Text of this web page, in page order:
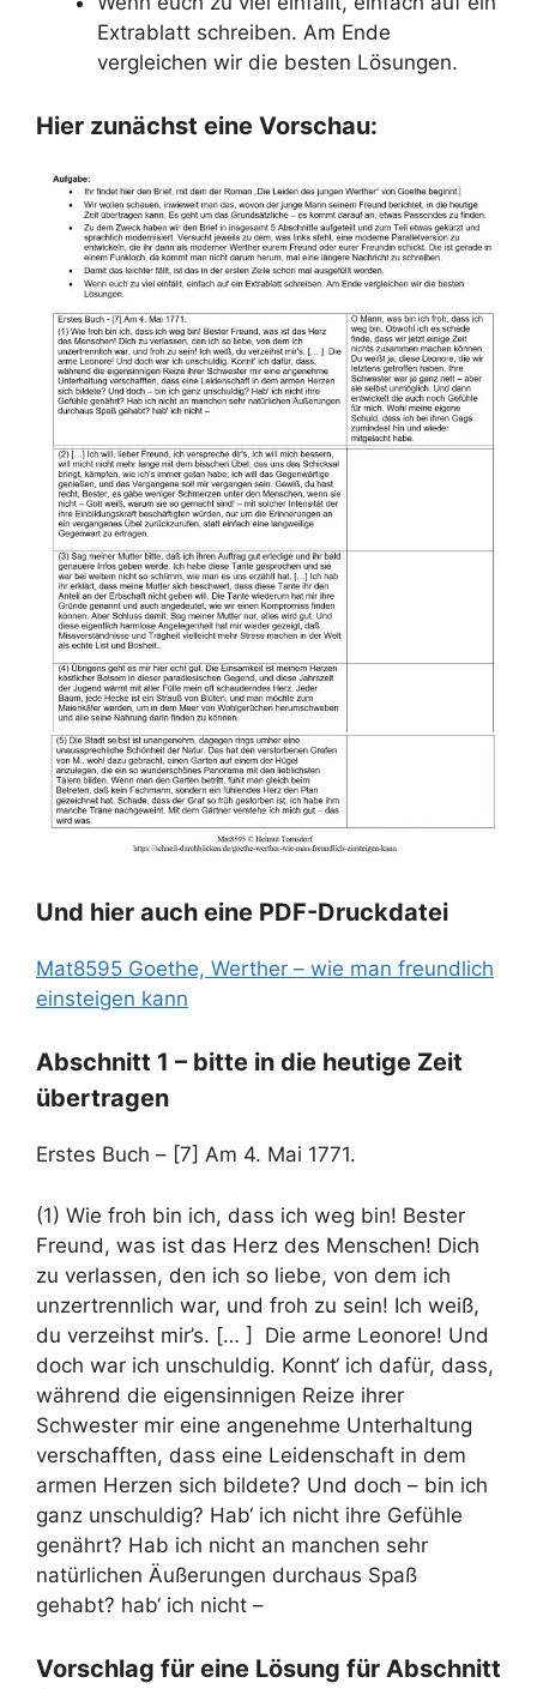
Extrablatt schreiben. Am Ende
vergleichen wir die besten Lösungen.
Hier zunächst eine Vorschau:
Und hier auch eine PDF-Druckdatei
Mat8595 Goethe, Werther – wie man freundlich
einsteigen kann
Abschnitt 1 – bitte in die heutige Zeit
übertragen
Erstes Buch – [7] Am 4. Mai 1771.
(1) Wie froh bin ich, dass ich weg bin! Bester
Freund, was ist das Herz des Menschen! Dich
zu verlassen, den ich so liebe, von dem ich
unzertrennlich war, und froh zu sein! Ich weiß,
du verzeihst mir’s. [… ] Die arme Leonore! Und
doch war ich unschuldig. Konnt‘ ich dafür, dass,
während die eigensinnigen Reize ihrer
Schwester mir eine angenehme Unterhaltung
verschafften, dass eine Leidenschaft in dem
armen Herzen sich bildete? Und doch – bin ich
ganz unschuldig? Hab‘ ich nicht ihre Gefühle
genährt? Hab ich nicht an manchen sehr
natürlichen Äußerungen durchaus Spaß
gehabt? hab‘ ich nicht –
Vorschlag für eine Lösung für Abschnitt